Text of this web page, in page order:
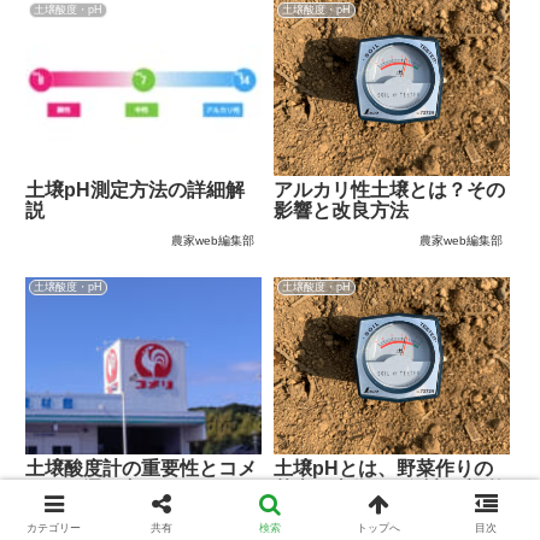
土壌酸度・pH
土壌pH測定方法の詳細解
説
農家web編集部
土壌酸度・pH
アルカリ性土壌とは？その
影響と改良方法
農家web編集部
土壌酸度・pH
土壌酸度計の重要性とコメ
土壌酸度・pH
土壌pHとは、野菜作りの
方法
カテゴリー 共有 検索 トップへ 目次